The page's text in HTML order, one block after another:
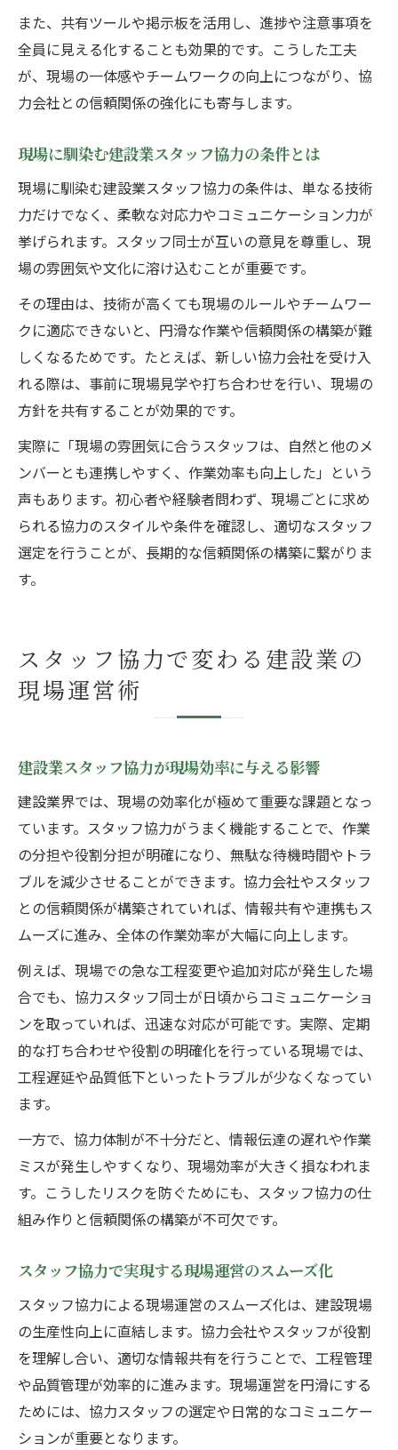
また、共有ツールや掲示板を活用し、進捗や注意事項を
全員に見える化することも効果的です。こうした工夫
が、現場の一体感やチームワークの向上につながり、協
力会社との信頼関係の強化にも寄与します。
現場に馴染む建設業スタッフ協力の条件とは
現場に馴染む建設業スタッフ協力の条件は、単なる技術
力だけでなく、柔軟な対応力やコミュニケーション力が
挙げられます。スタッフ同士が互いの意見を尊重し、現
場の雰囲気や文化に溶け込むことが重要です。
その理由は、技術が高くても現場のルールやチームワー
クに適応できないと、円滑な作業や信頼関係の構築が難
しくなるためです。たとえば、新しい協力会社を受け入
れる際は、事前に現場見学や打ち合わせを行い、現場の
方針を共有することが効果的です。
実際に「現場の雰囲気に合うスタッフは、自然と他のメ
ンバーとも連携しやすく、作業効率も向上した」という
声もあります。初心者や経験者問わず、現場ごとに求め
られる協力のスタイルや条件を確認し、適切なスタッフ
選定を行うことが、長期的な信頼関係の構築に繋がりま
す。
スタッフ協力で変わる建設業の
現場運営術
建設業スタッフ協力が現場効率に与える影響
建設業界では、現場の効率化が極めて重要な課題となっ
ています。スタッフ協力がうまく機能することで、作業
の分担や役割分担が明確になり、無駄な待機時間やトラ
ブルを減少させることができます。協力会社やスタッフ
との信頼関係が構築されていれば、情報共有や連携もス
ムーズに進み、全体の作業効率が大幅に向上します。
例えば、現場での急な工程変更や追加対応が発生した場
合でも、協力スタッフ同士が日頃からコミュニケーショ
ンを取っていれば、迅速な対応が可能です。実際、定期
的な打ち合わせや役割の明確化を行っている現場では、
工程遅延や品質低下といったトラブルが少なくなってい
ます。
一方で、協力体制が不十分だと、情報伝達の遅れや作業
ミスが発生しやすくなり、現場効率が大きく損なわれま
す。こうしたリスクを防ぐためにも、スタッフ協力の仕
組み作りと信頼関係の構築が不可欠です。
スタッフ協力で実現する現場運営のスムーズ化
スタッフ協力による現場運営のスムーズ化は、建設現場
の生産性向上に直結します。協力会社やスタッフが役割
を理解し合い、適切な情報共有を行うことで、工程管理
や品質管理が効率的に進みます。現場運営を円滑にする
ためには、協力スタッフの選定や日常的なコミュニケー
ションが重要となります。